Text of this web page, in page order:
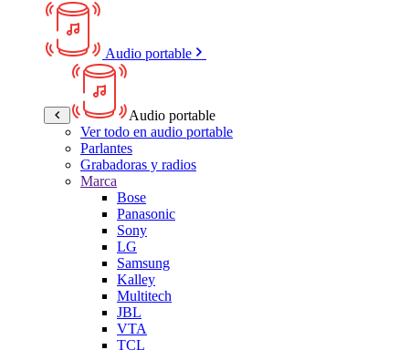
Audio portable
Audio portable
Ver todo en audio portable
Parlantes
Grabadoras y radios
Marca
Bose
Panasonic
Sony
LG
Samsung
Kalley
Multitech
JBL
VTA
TCL